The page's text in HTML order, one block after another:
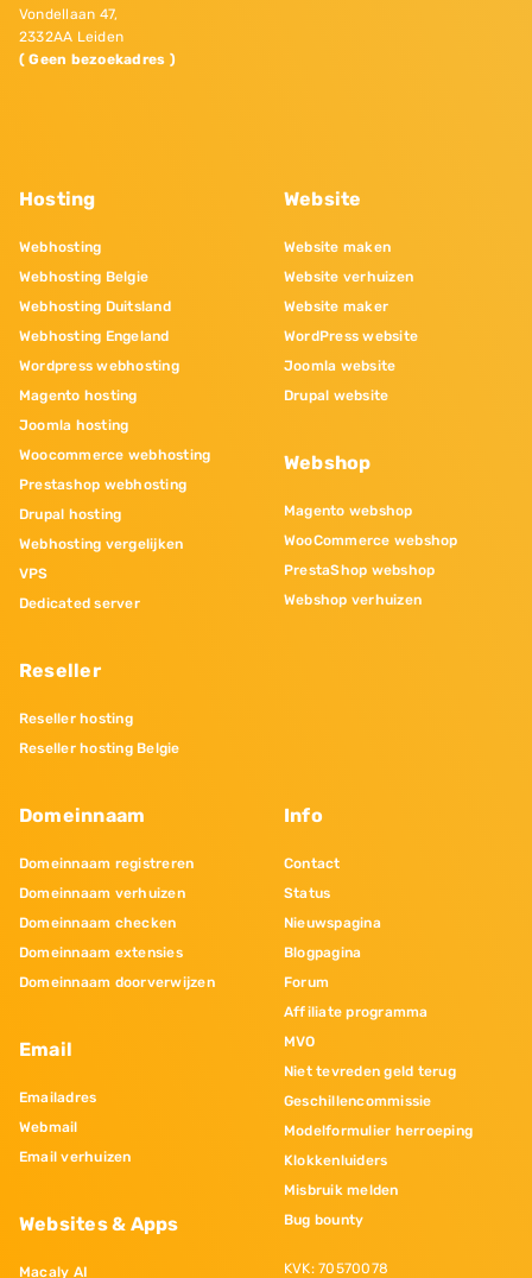
Vondellaan 47,
2332AA Leiden
( Geen bezoekadres )
Hosting
Webhosting
Webhosting Belgie
Webhosting Duitsland
Webhosting Engeland
Wordpress webhosting
Magento hosting
Joomla hosting
Woocommerce webhosting
Prestashop webhosting
Drupal hosting
Webhosting vergelijken
VPS
Dedicated server
Reseller
Reseller hosting
Reseller hosting Belgie
Website
Website maken
Website verhuizen
Website maker
WordPress website
Joomla website
Drupal website
Webshop
Magento webshop
WooCommerce webshop
PrestaShop webshop
Webshop verhuizen
Domeinnaam
Domeinnaam registreren
Domeinnaam verhuizen
Domeinnaam checken
Domeinnaam extensies
Domeinnaam doorverwijzen
Email
Emailadres
Webmail
Email verhuizen
Websites & Apps
Macaly AI
Info
Contact
Status
Nieuwspagina
Blogpagina
Forum
Affiliate programma
MVO
Niet tevreden geld terug
Geschillencommissie
Modelformulier herroeping
Klokkenluiders
Misbruik melden
Bug bounty
KVK: 70570078